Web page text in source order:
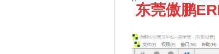
东莞傲鹏